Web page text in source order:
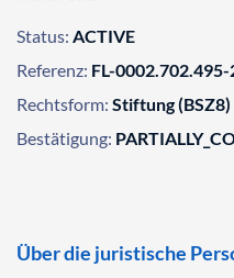
Status: ACTIVE
Referenz: FL-
Rechtsform: Stiftung (BSZ8)
Bestätigung:
Über die juristische